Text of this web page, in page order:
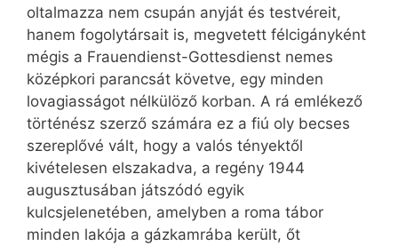
oltalmazza nem csupán anyját és testvéreit,
hanem fogolytársait is, megvetett félci­gány­ként
mégis a Frauendienst-Gottesdienst nemes
középkori parancsát követve, egy minden
lovagiasságot nélkülöző korban. A rá emlékező
történész szerző számára ez a fiú oly becses
szereplővé vált, hogy a valós tényektől
kivételesen elszakadva, a regény 1944
augusztusában játszódó egyik
kulcsjelenetében, amelyben a roma tábor
minden lakója a gázkamrába került, őt